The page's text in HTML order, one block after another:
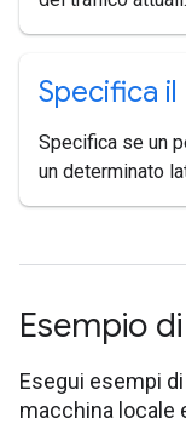
Specifica
Specifica se un
un determinato
Esempio
Esegui esempi
macchina locale